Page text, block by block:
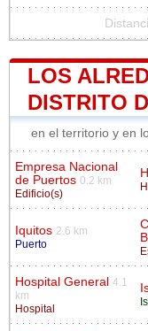
LOS
DISTRITO
en el territorio y en
Empresa Nacional
de Puertos 0.2 km
Edificio(s)
Iquitos 2.6 km
Puerto
Hospital General
4.1
km
Hospital